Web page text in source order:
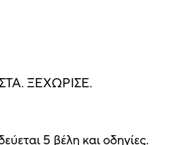
ΞΕΧΩΡΙΣΕ.
5 βέλη και οδηγίες.